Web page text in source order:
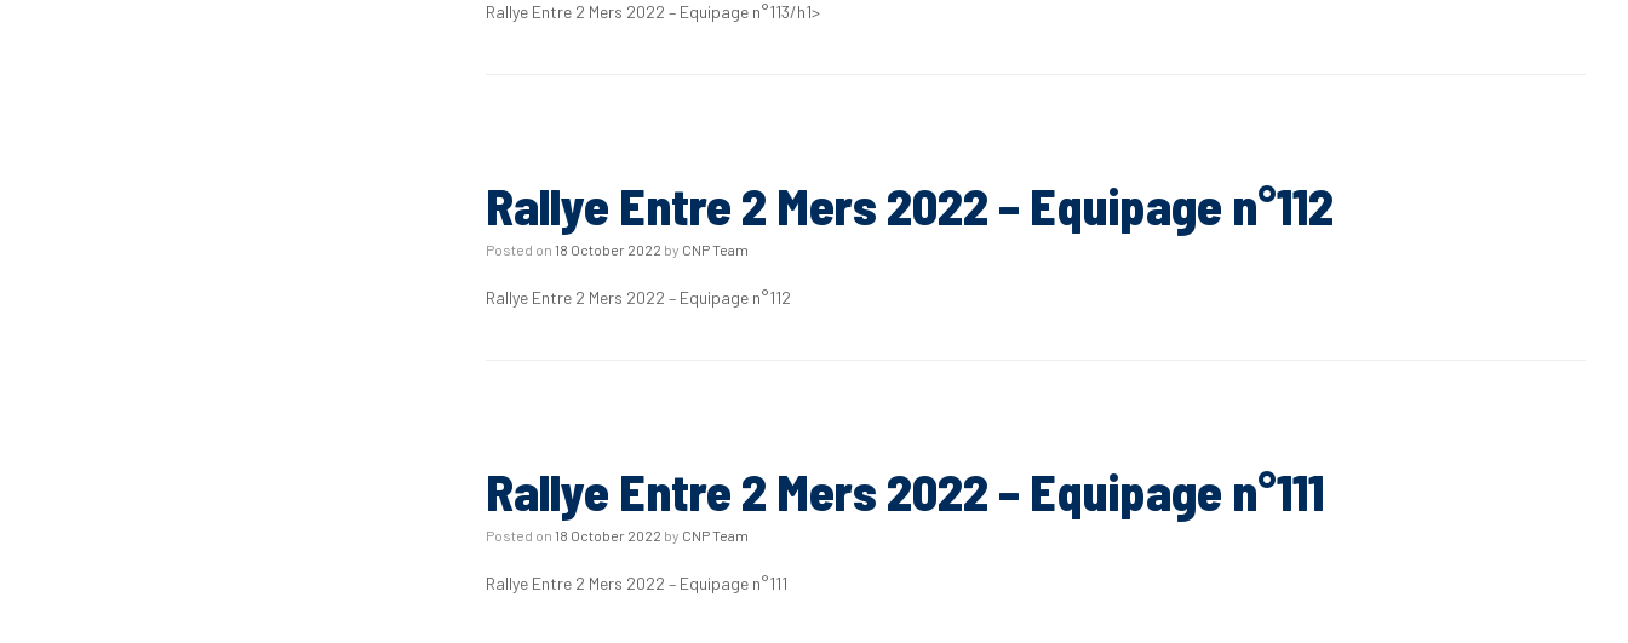
Rallye Entre 2 Mers 2022 – Equipage n°113/h1>
Rallye Entre 2 Mers 2022 – Equipage n°112
Posted on 18 October 2022 by CNP Team
Rallye Entre 2 Mers 2022 – Equipage n°112
Rallye Entre 2 Mers 2022 – Equipage n°111
Posted on 18 October 2022 by CNP Team
Rallye Entre 2 Mers 2022 – Equipage n°111